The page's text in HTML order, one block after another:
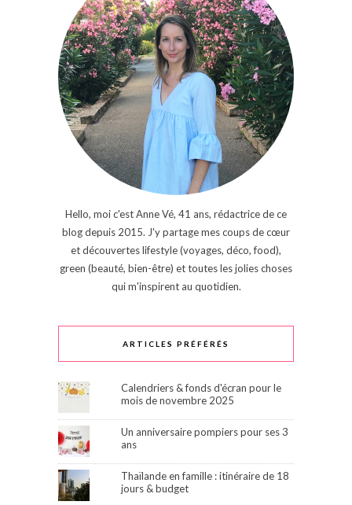
Hello, moi c'est Anne Vé, 41 ans, rédactrice de ce
blog depuis 2015. J'y partage mes coups de cœur
et découvertes lifestyle (voyages, déco, food),
green (beauté, bien-être) et toutes les jolies choses
qui m'inspirent au quotidien.
ARTICLES PRÉFÉRÉS
Calendriers & fonds d'écran pour le
mois de novembre 2025
Un anniversaire pompiers pour ses 3
ans
Thaïlande en famille : itinéraire de 18
jours & budget